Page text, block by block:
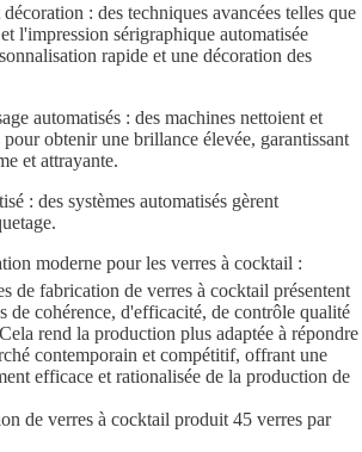
: des techniques avancées telles que
l'impression sérigraphique automatisée
rapide et une décoration des
automatisés : des machines nettoient et
pour obtenir une brillance élevée, garantissant
et attrayante.
: des systèmes automatisés gèrent
moderne pour les verres à cocktail :
de fabrication de verres à cocktail présentent
de cohérence, d'efficacité, de contrôle qualité
rend la production plus adaptée à répondre
contemporain et compétitif, offrant une
efficace et rationalisée de la production de
de verres à cocktail produit 45 verres par